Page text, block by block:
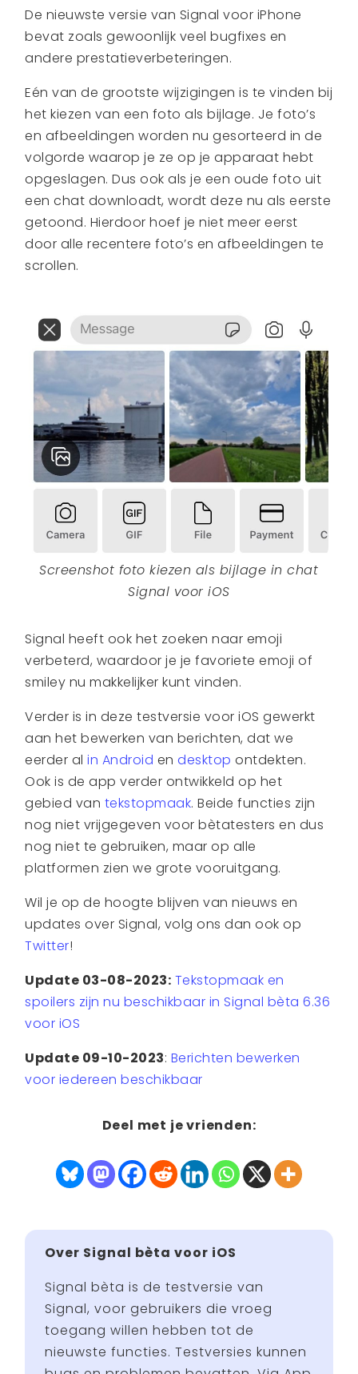
De nieuwste versie van Signal voor iPhone
bevat zoals gewoonlijk veel bugfixes en
andere prestatieverbeteringen.
Eén van de grootste wijzigingen is te vinden bij
het kiezen van een foto als bijlage. Je foto’s
en afbeeldingen worden nu gesorteerd in de
volgorde waarop je ze op je apparaat hebt
opgeslagen. Dus ook als je een oude foto uit
een chat downloadt, wordt deze nu als eerste
getoond. Hierdoor hoef je niet meer eerst
door alle recentere foto’s en afbeeldingen te
scrollen.
Screenshot foto kiezen als bijlage in chat
Signal voor iOS
Signal heeft ook het zoeken naar emoji
verbeterd, waardoor je je favoriete emoji of
smiley nu makkelijker kunt vinden.
Verder is in deze testversie voor iOS gewerkt
aan het bewerken van berichten, dat we
eerder alin Android endesktop ontdekten.
Ook is de app verder ontwikkeld op het
gebied van tekstopmaak. Beide functies zijn
nog niet vrijgegeven voor bètatesters en dus
nog niet te gebruiken, maar op alle
platformen zien we grote vooruitgang.
Wil je op de hoogte blijven van nieuws en
updates over Signal, volg ons dan ook op
Twitter!
Update 03-08-2023: Tekstopmaak en
spoilers zijn nu beschikbaar in Signal bèta 6.36
voor iOS
Update 09-10-2023: Berichten bewerken
voor iedereen beschikbaar
Deel met je vrienden:
Over Signal bèta voor iOS
Signal bèta is de testversie van
Signal, voor gebruikers die vroeg
toegang willen hebben tot de
nieuwste functies. Testversies kunnen